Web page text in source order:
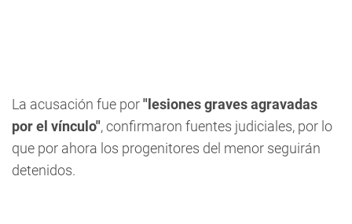
La acusación fue por"lesiones graves agravadas
por el vínculo", confirmaron fuentes judiciales, por lo
que por ahora los progenitores del menor seguirán
detenidos.